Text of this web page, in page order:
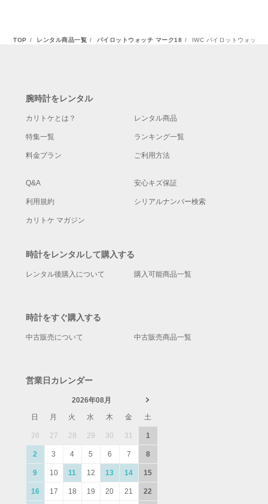
TOP レンタル商品一覧 パイロットウォッチ マーク18 IWC パイロットウォッチ
腕時計をレンタル
カリトケとは？ レンタル商品
特集一覧 ランキング一覧
料金プラン ご利用方法
Q&A 安心キズ保証
利用規約 シリアルナンバー検索
カリトケ マガジン
時計をレンタルして購入する
レンタル後購入について 購入可能商品一覧
時計をすぐ購入する
中古販売について 中古販売商品一覧
営業日カレンダー
2026年08月
日
月 火 水 木 金 土
26 27 28 29 30 31 1
2 3 4 5 6 7 8
9 10 11 12 13 14 15
16 17 18 19 20 21 22